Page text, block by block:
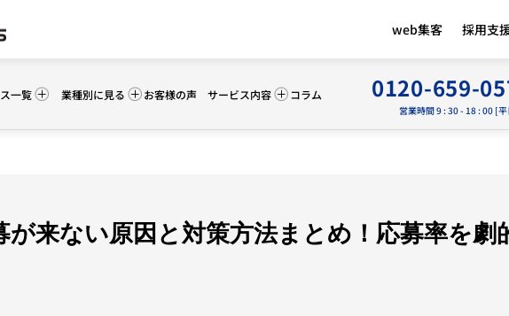
web集客 採用支
一覧 業種別に見る お客様の声 サービス内容 コラム 0120-659-
営業時間 9 : 30 - 18 : 00 [
来ない原因と対策方法まとめ！応募率を劇